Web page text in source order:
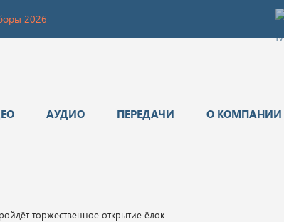
2026
АУДИО ПЕРЕДАЧИ О КОМПАНИИ
торжественное открытие ёлок